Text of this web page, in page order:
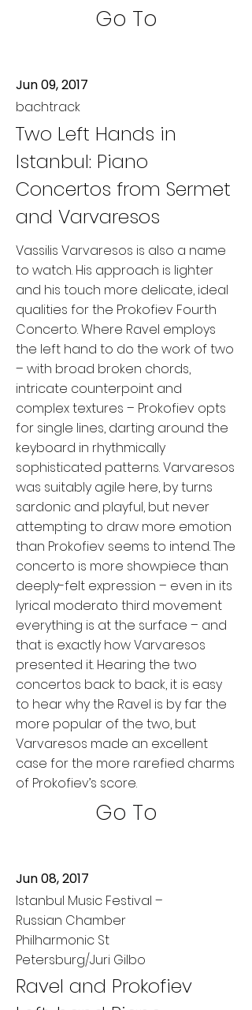
Go To
Jun 09, 2017
bachtrack
Two Left Hands in
Istanbul: Piano
Concertos from Sermet
and Varvaresos
Vassilis Varvaresos is also a name
to watch. His approach is lighter
and his touch more delicate, ideal
qualities for the Prokofiev Fourth
Concerto. Where Ravel employs
the left hand to do the work of two
– with broad broken chords,
intricate counterpoint and
complex textures – Prokofiev opts
for single lines, darting around the
keyboard in rhythmically
sophisticated patterns. Varvaresos
was suitably agile here, by turns
sardonic and playful, but never
attempting to draw more emotion
than Prokofiev seems to intend. The
concerto is more showpiece than
deeply-felt expression – even in its
lyrical moderato third movement
everything is at the surface – and
that is exactly how Varvaresos
presented it. Hearing the two
concertos back to back, it is easy
to hear why the Ravel is by far the
more popular of the two, but
Varvaresos made an excellent
case for the more rarefied charms
of Prokofiev’s score.
Go To
Jun 08, 2017
Istanbul Music Festival –
Russian Chamber
Philharmonic St
Petersburg/Juri Gilbo
Ravel and Prokofiev